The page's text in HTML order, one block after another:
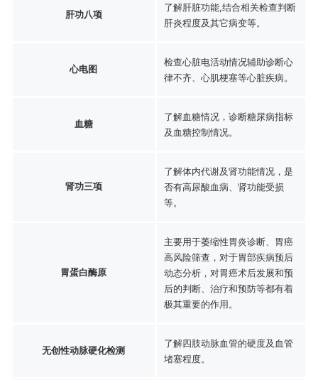
肝功八项
了解肝脏功能,结合相关检查判断
肝炎程度及其它病变等。
心电图
检查心脏电活动情况辅助诊断心
律不齐、心肌梗塞等心脏疾病。
血糖
了解血糖情况，诊断糖尿病指标
及血糖控制情况。
肾功三项
了解体内代谢及肾功能情况，是
否有高尿酸血病、肾功能受损
等。
胃蛋白酶原
主要用于萎缩性胃炎诊断、胃癌
高风险筛查，对于胃部疾病预后
动态分析，对胃癌术后发展和预
后的判断、治疗和预防等都有着
极其重要的作用。
无创性动脉硬化检测
了解四肢动脉血管的硬度及血管
堵塞程度。